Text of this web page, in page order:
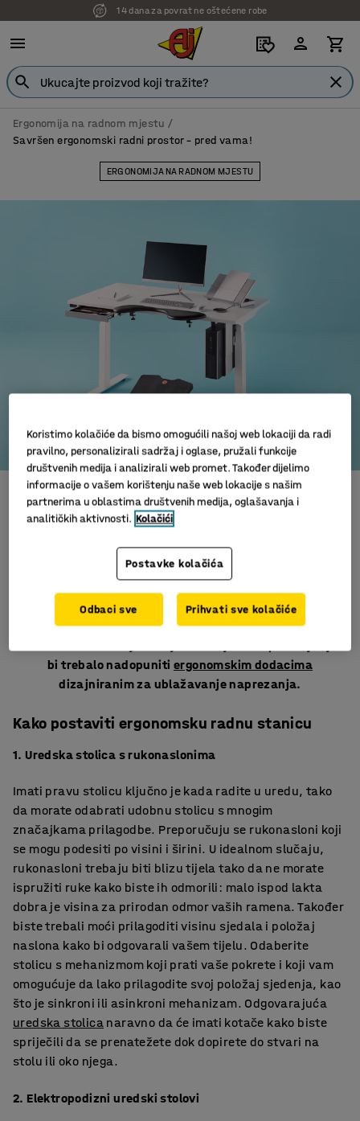
14 dana za povrat ne oštećene robe
Ergonomija na radnom mjestu
Savršen ergonomski radni prostor – pred vama!
ERGONOMIJA NA RADNOM MJESTU
Savršen ergonomski radni prostor –
pred vama!
Koliko često se nađete nagnuti nad stolom pogrbljenih
vratu, ramenima i leđima, što može dovesti do
dugotrajnih ozljeda. Dobra uredska stolica i pravi radni
bi trebalo nadopuniti ergonomskim dodacima
dizajniranim za ublažavanje naprezanja.
Kako postaviti ergonomsku radnu stanicu
1. Uredska stolica s rukonaslonima
Imati pravu stolicu ključno je kada radite u uredu, tako
da morate odabrati udobnu stolicu s mnogim
značajkama prilagodbe. Preporučuju se rukonasloni koji
se mogu podesiti po visini i širini. U idealnom slučaju,
rukonasloni trebaju biti blizu tijela tako da ne morate
ispružiti ruke kako biste ih odmorili: malo ispod lakta
dobra je visina za prirodan odmor vaših ramena. Također
biste trebali moći prilagoditi visinu sjedala i položaj
naslona kako bi odgovarali vašem tijelu. Odaberite
stolicu s mehanizmom koji prati vaše pokrete i koji vam
omogućuje da lako prilagodite svoj položaj sjedenja, kao
što je sinkroni ili asinkroni mehanizam. Odgovarajuća
uredska stolica naravno da će imati kotače kako biste
spriječili da se prenatežete dok dopirete do stvari na
stolu ili oko njega.
2. Elektropodizni uredski stolovi
Koristimo kolačiće da bismo omogućili našoj web lokaciji da radi
pravilno, personalizirali sadržaj i oglase, pružali funkcije
društvenih medija i analizirali web promet. Također dijelimo
informacije o vašem korištenju naše web lokacije s našim
partnerima u oblastima društvenih medija, oglašavanja i
analitičkih aktivnosti. Kolačići
Postavke kolačića
Odbaci sve Prihvati sve kolačiće